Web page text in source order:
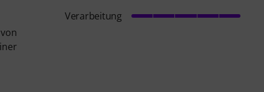
Verarbeitung